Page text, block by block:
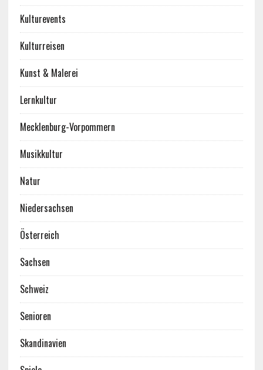
Kulturevents
Kulturreisen
Kunst & Malerei
Lernkultur
Mecklenburg-Vorpommern
Musikkultur
Natur
Niedersachsen
Österreich
Sachsen
Schweiz
Senioren
Skandinavien